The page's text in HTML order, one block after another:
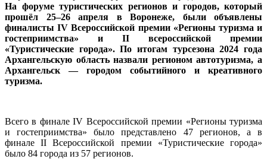
На форуме туристических регионов и городов, который
прошёл 25–26 апреля в Воронеже, были объявлены
финалисты IV Всероссийской премии «Регионы туризма и
гостеприимства» и II всероссийской премии
«Туристические города». По итогам турсезона 2024 года
Архангельскую область назвали регионом автотуризма, а
Архангельск — городом событийного и креативного
туризма.
Всего в финале IV Всероссийской премии «Регионы туризма
и гостеприимства» было представлено 47 регионов, а в
финале II Всероссийской премии «Туристические города»
было 84 города из 57 регионов.